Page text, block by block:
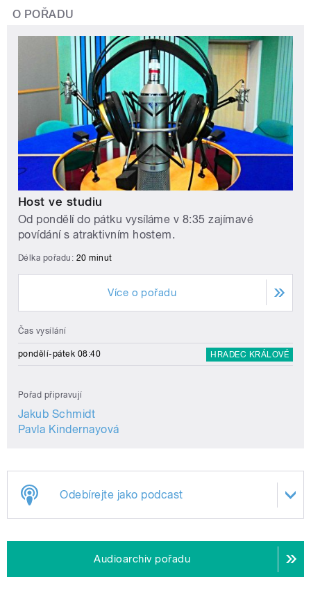
O POŘADU
Host ve studiu
Od pondělí do pátku vysíláme v 8:35 zajímavé
povídání s atraktivním hostem.
Délka pořadu: 20 minut
Více o pořadu
Čas vysílání
pondělí-pátek 08:40 HRADEC KRÁLOVÉ
Pořad připravují
Jakub Schmidt
Pavla Kindernayová
Odebírejte jako podcast
Audioarchiv pořadu